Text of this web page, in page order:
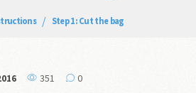
Step 1: Cut the bag
351 0